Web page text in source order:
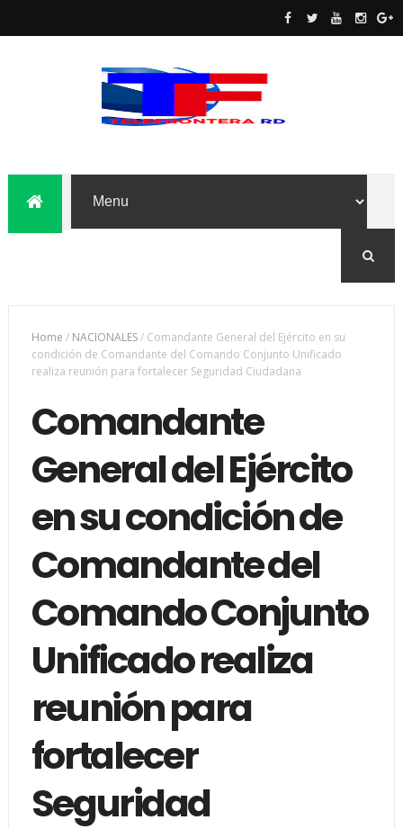
Home / NACIONALES/ Comandante General del Ejército en su
condición de Comandante del Comando Conjunto Unificado
realiza reunión para fortalecer Seguridad Ciudadana
Comandante
General del Ejército
en su condición de
Comandante del
Comando Conjunto
Unificado realiza
reunión para
fortalecer
Seguridad